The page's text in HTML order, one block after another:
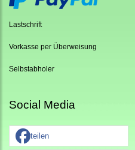
Lastschrift
Vorkasse per Überweisung
Selbstabholer
Social Media
teilen